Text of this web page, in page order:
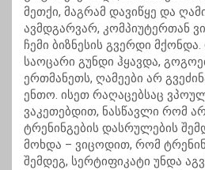
მეთქი, მაგრამ დავიწყე და
ავმდგარვარ, კომპიუტერთან
ჩემი ბიზნესის გვერდი
საოცარი გუნდი ჰყავდა,
ერთმანეთს, ღამეები არ
ენთო. ისეთ რაღაცებსაც
ვაკეთებდით, ნასწავლი რომ
ტრენინგების დასრულების
მოხდა – ვიცოდით, რომ
შემდეგ, სერტიფიკატი უნდა